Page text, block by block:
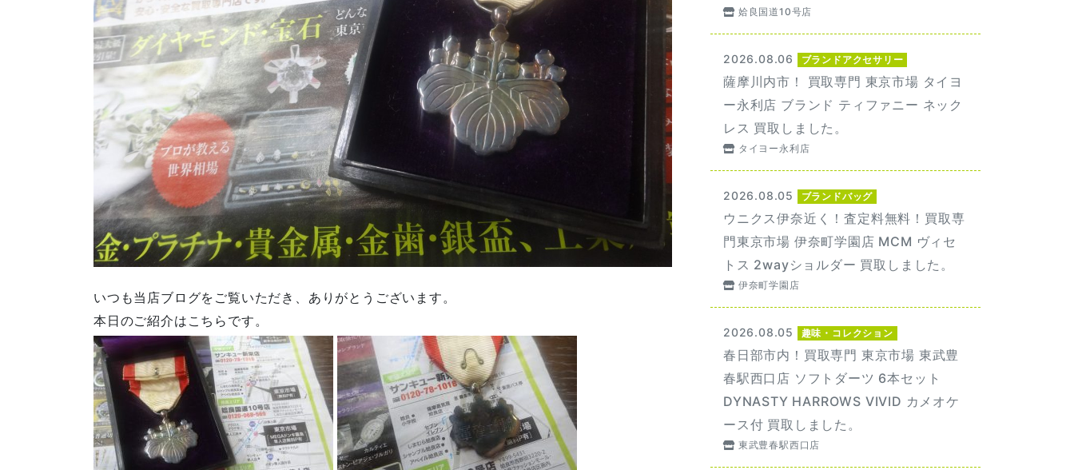
いつも当店ブログをご覧いただき、ありがとうございます。
本日のご紹介はこちらです。
姶良国道10号店
2026.08.06 ブランドアクセサリー
薩摩川内市！ 買取専門 東京市場 タイヨ
ー永利店 ブランド ティファニー ネック
レス 買取しました。
タイヨー永利店
2026.08.05 ブランドバッグ
ウニクス伊奈近く！査定料無料！買取専
門東京市場 伊奈町学園店 MCM ヴィセ
トス 2wayショルダー 買取しました。
伊奈町学園店
2026.08.05 趣味・コレクション
春日部市内！買取専門 東京市場 東武豊
春駅西口店 ソフトダーツ 6本セット
DYNASTY HARROWS VIVID カメオケ
ース付 買取しました。
東武豊春駅西口店